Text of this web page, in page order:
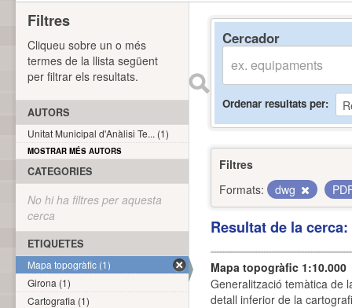
Cercador
Ordenar resultats per
Filtres
Formats:
dwg
Resultat de la
Mapa topogràfic 1:10.000
Generalització temàtica de
detall inferior de la
Filtres
Cliqueu sobre un o més
termes de la llista següent
per filtrar els resultats.
AUTORS
Unitat Municipal d'Anàlisi Te... (1)
MOSTRAR MÉS AUTORS
CATEGORIES
No hi ha filtres per aquesta
cerca
ETIQUETES
Mapa topogràfic (1)
Girona (1)
Cartografia (1)